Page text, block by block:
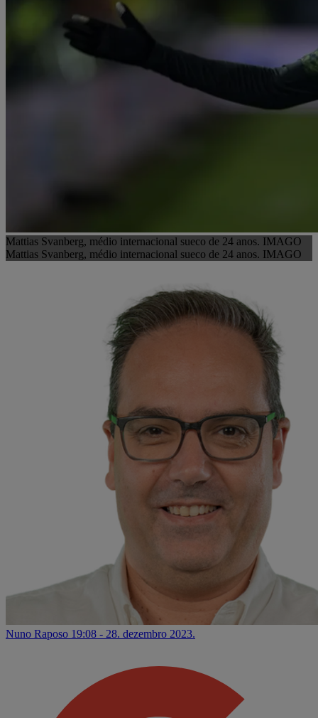
Mattias Svanberg, médio internacional sueco de 24 anos. IMAGO
Mattias Svanberg, médio internacional sueco de 24 anos. IMAGO
Nuno Raposo 19:08 - 28. dezembro 2023.